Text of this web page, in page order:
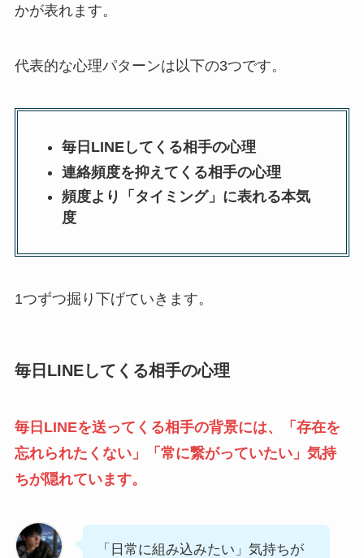
かが表れます。
代表的な心理パターンは以下の3つです。
毎日LINEしてくる相手の心理
連絡頻度を抑えてくる相手の心理
頻度より「タイミング」に表れる本気
度
1つずつ掘り下げていきます。
毎日LINEしてくる相手の心理
毎日LINEを送ってくる相手の背景には、「存在を
忘れられたくない」「常に繋がっていたい」気持
ちが隠れています。
「日常に組み込みたい」気持ちが